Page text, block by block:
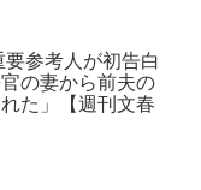
参考人が初告白
の妻から前夫の
た」【週刊文春